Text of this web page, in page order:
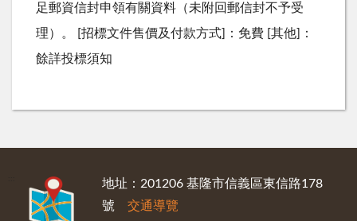
足郵資信封申領有關資料（未附回郵信封不予受
理）。 [招標文件售價及付款方式]：免費 [其他]：
餘詳投標須知
地址：201206 基隆市信義區東信路178
號 交通導覽